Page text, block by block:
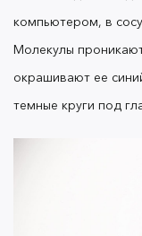
компьютером, в
Молекулы
окрашивают ее
темные круги под